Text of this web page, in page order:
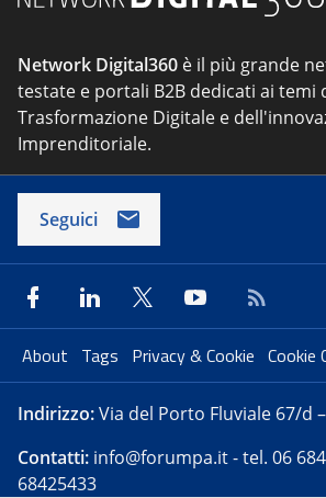
Network Digital360 è il più grande
testate e portali B2B dedicati ai temi
Trasformazione Digitale e
Imprenditoriale.
Seguici
About Tags Privacy & Cookie Cookie
Indirizzo:Via del Porto Fluviale 67/d
Contatti: info@forumpa.it- tel. 06
68425433